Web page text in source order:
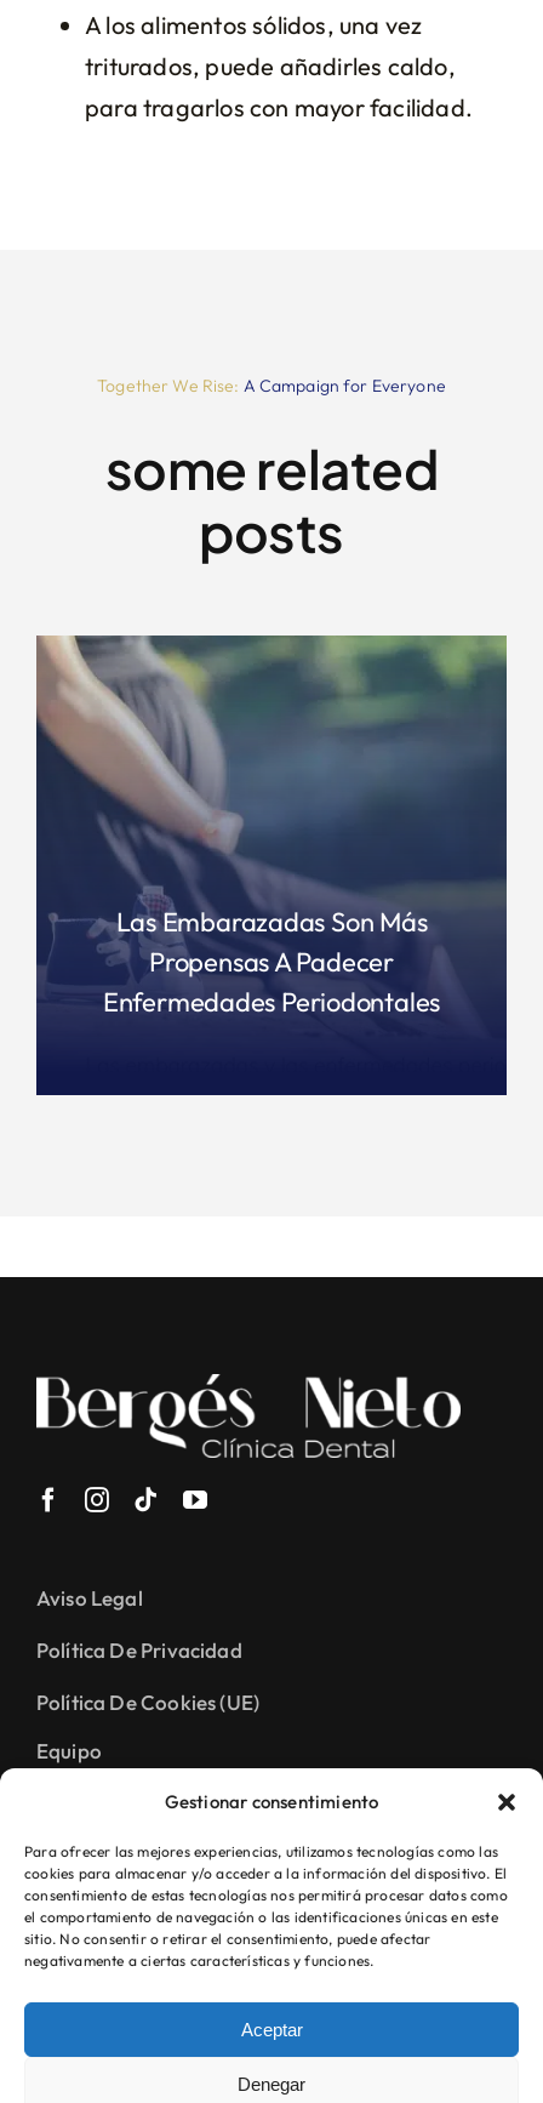
Gestionar consentimiento
Para ofrecer las mejores experiencias, utilizamos tecnologías como las
cookies para almacenar y/o acceder a la información del dispositivo. El
consentimiento de estas tecnologías nos permitirá procesar datos como
el comportamiento de navegación o las identificaciones únicas en este
sitio. No consentir o retirar el consentimiento, puede afectar
negativamente a ciertas características y funciones.
Aceptar
Denegar
A los alimentos sólidos, una vez
triturados, puede añadirles caldo,
para tragarlos con mayor facilidad.
Together We Rise: A Campaign for Everyone
some related
posts
Las Embarazadas Son Más
Propensas A Padecer
Enfermedades Periodontales
Aviso Legal
Política De Privacidad
Política De Cookies (UE)
Equipo